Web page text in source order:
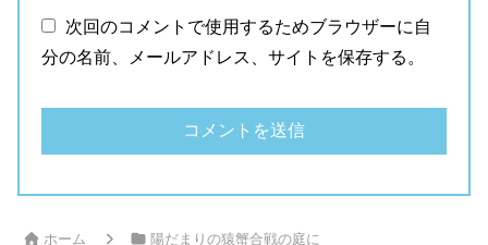
次回のコメントで使用するためブラウザーに自
分の名前、メールアドレス、サイトを保存する。
ホーム 陽だまりの猿蟹合戦の庭に